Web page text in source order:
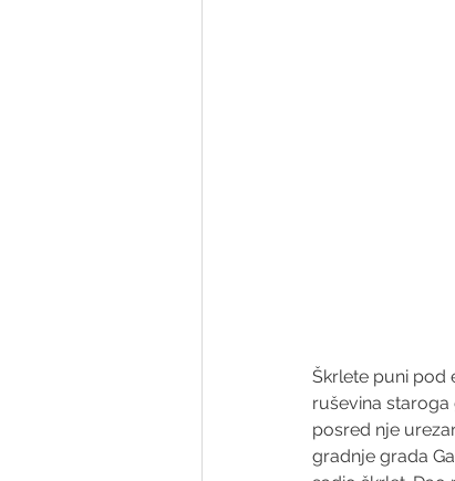
Škrlete puni pod
ruševina
posred nje
gradnje grada